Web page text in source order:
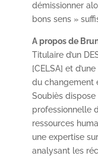
démissionner
bons sens »
A propos de
Titulaire d’un
[CELSA] et
du changement
Soubiès dispose
professionnelle
ressources
une expertise
analysant les